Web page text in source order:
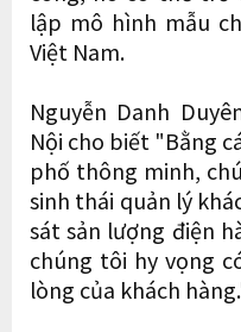
lập mô hình mẫu
Việt Nam.
Nguyễn Danh
Nội cho biết "Bằng
phố thông minh,
sinh thái quản lý
sát sản lượng điện
chúng tôi hy vọng
lòng của khách